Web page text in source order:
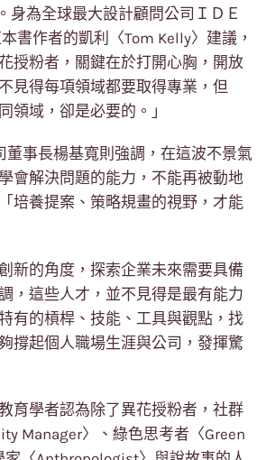
身為全球最大設計顧問公司ＩＤＥ
書作者的凱利〈Tom Kelly〉建議，
授粉者，關鍵在於打開心胸，開放
見得每項領域都要取得專業，但
領域，卻是必要的。」
董事長楊基寬則強調，在這波不景氣
會解決問題的能力，不能再被動地
培養提案、策略規畫的視野，才能
新的角度，探索企業未來需要具備
，這些人才，並不見得是最有能力
有的槓桿、技能、工具與觀點，找
撐起個人職場生涯與公司，發揮驚
育學者認為除了異花授粉者，社群
Manager〉、綠色思考者〈Green